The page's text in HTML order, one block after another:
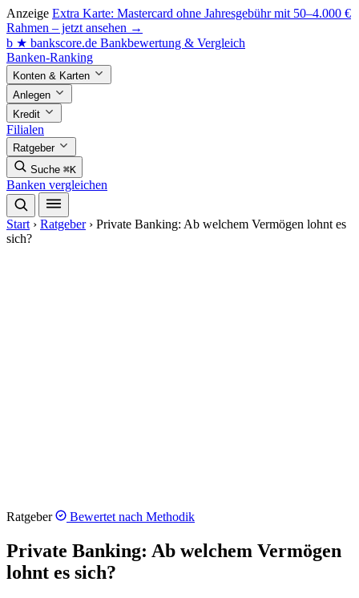
Anzeige Extra Karte: Mastercard ohne Jahresgebühr mit 50–4.000 €
Rahmen – jetzt ansehen →
b ★ bankscore.de Bankbewertung & Vergleich
Banken-Ranking
Konten & Karten
Anlegen
Kredit
Filialen
Ratgeber
Suche ⌘K
Banken vergleichen
Start › Ratgeber › Private Banking: Ab welchem Vermögen lohnt es
sich?
Ratgeber Bewertet nach Methodik
Private Banking: Ab welchem Vermögen
lohnt es sich?